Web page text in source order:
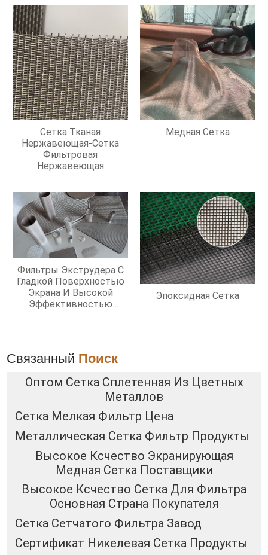
Сетка Тканая
Нержавеющая-Сетка
Фильтровая
Нержавеющая
Медная Сетка
Фильтры Экструдера С
Гладкой Поверхностью
Экрана И Высокой
Эффективностью
Эпоксидная Сетка
Связанный Поиск
Оптом Сетка Сплетенная Из Цветных
Металлов
Сетка Мелкая Фильтр Цена
Металлическая Сетка Фильтр Продукты
Высокое Ксчество Экранирующая
Медная Сетка Поставщики
Высокое Ксчество Сетка Для Фильтра
Основная Страна Покупателя
Сетка Сетчатого Фильтра Завод
Сертификат Никелевая Сетка Продукты